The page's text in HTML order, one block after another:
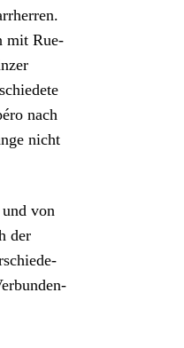
mit Rue­
nach
nicht
von
der